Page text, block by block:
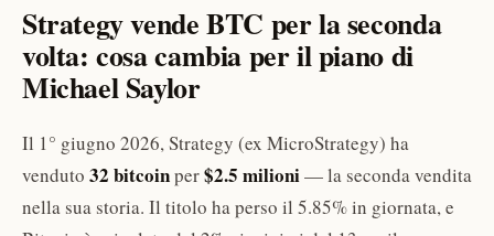
Strategy vende BTC per la seconda
volta: cosa cambia per il piano di
Michael Saylor
Il 1° giugno 2026, Strategy (ex MicroStrategy) ha
venduto 32 bitcoinper$2.5 milioni— la seconda vendita
nella sua storia. Il titolo ha perso il 5.85% in giornata, e